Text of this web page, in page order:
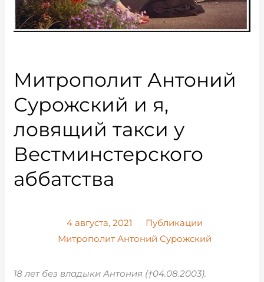
Митрополит Антоний
Сурожский и я,
ловящий такси у
Вестминстерского
аббатства
4 августа, 2021
Публикации
Митрополит Антоний Сурожский
18 лет без владыки Антония (†04.08.2003).